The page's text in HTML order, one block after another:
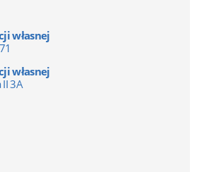
własnej
własnej
II 3A